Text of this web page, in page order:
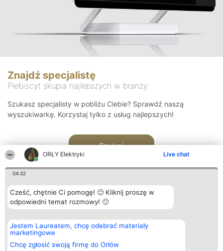
ORŁY Elektryki Live chat
04:32
Cześć, chętnie Ci pomogę! 🙂 Kliknij proszę w
odpowiedni temat rozmowy! 🙂
Jestem Laureatem, chcę odebrać materiały
marketingowe
Chcę zgłosić swoją firmę do Orłów
Znajdź specjalistę
Plebiscyt skupia najlepszych w branży
Szukasz specjalisty w pobliżu Ciebie? Sprawdź naszą
wyszukiwarkę. Korzystaj tylko z usług najlepszych!
Szukaj
Organizator plebiscytu
Bright Side Solutions sp. z o.
o. sp. k.
ul. Ruska 22
Wrocław 50-079
Plebiscyt
Laureaci
wszystkich
Laureatów
Kontakt
Kontakt